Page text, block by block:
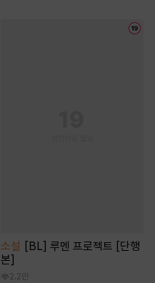
소설
[BL] 루멘 프로젝트 [단행
본]
2.2만